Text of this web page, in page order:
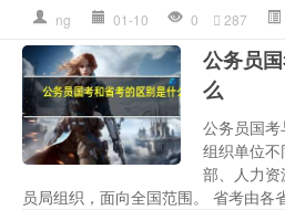
ng 01-10 0 287
公务员
么
公务员国
组织单位
部、人力
员局组织，面向全国范围。 省考由各